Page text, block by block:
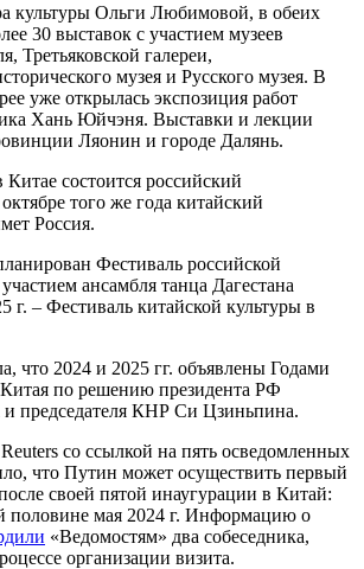
культуры Ольги Любимовой, в обеих
30 выставок с участием музеев
Третьяковской галереи,
музея и Русского музея. В
уже открылась экспозиция работ
Хань Юйчэня. Выставки и лекции
Ляонин и городе Далянь.
Китае состоится российский
того же года китайский
Россия.
Фестиваль российской
ансамбля танца Дагестана
г. – Фестиваль китайской культуры в
что 2024 и 2025 гг. объявлены Годами
по решению президента РФ
председателя КНР Си Цзиньпина.
со ссылкой на пять осведомленных
что Путин может осуществить первый
своей пятой инаугурации в Китай:
половине мая 2024 г. Информацию о
«Ведомостям» два собеседника,
организации визита.